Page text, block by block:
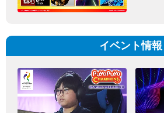
イベント情報